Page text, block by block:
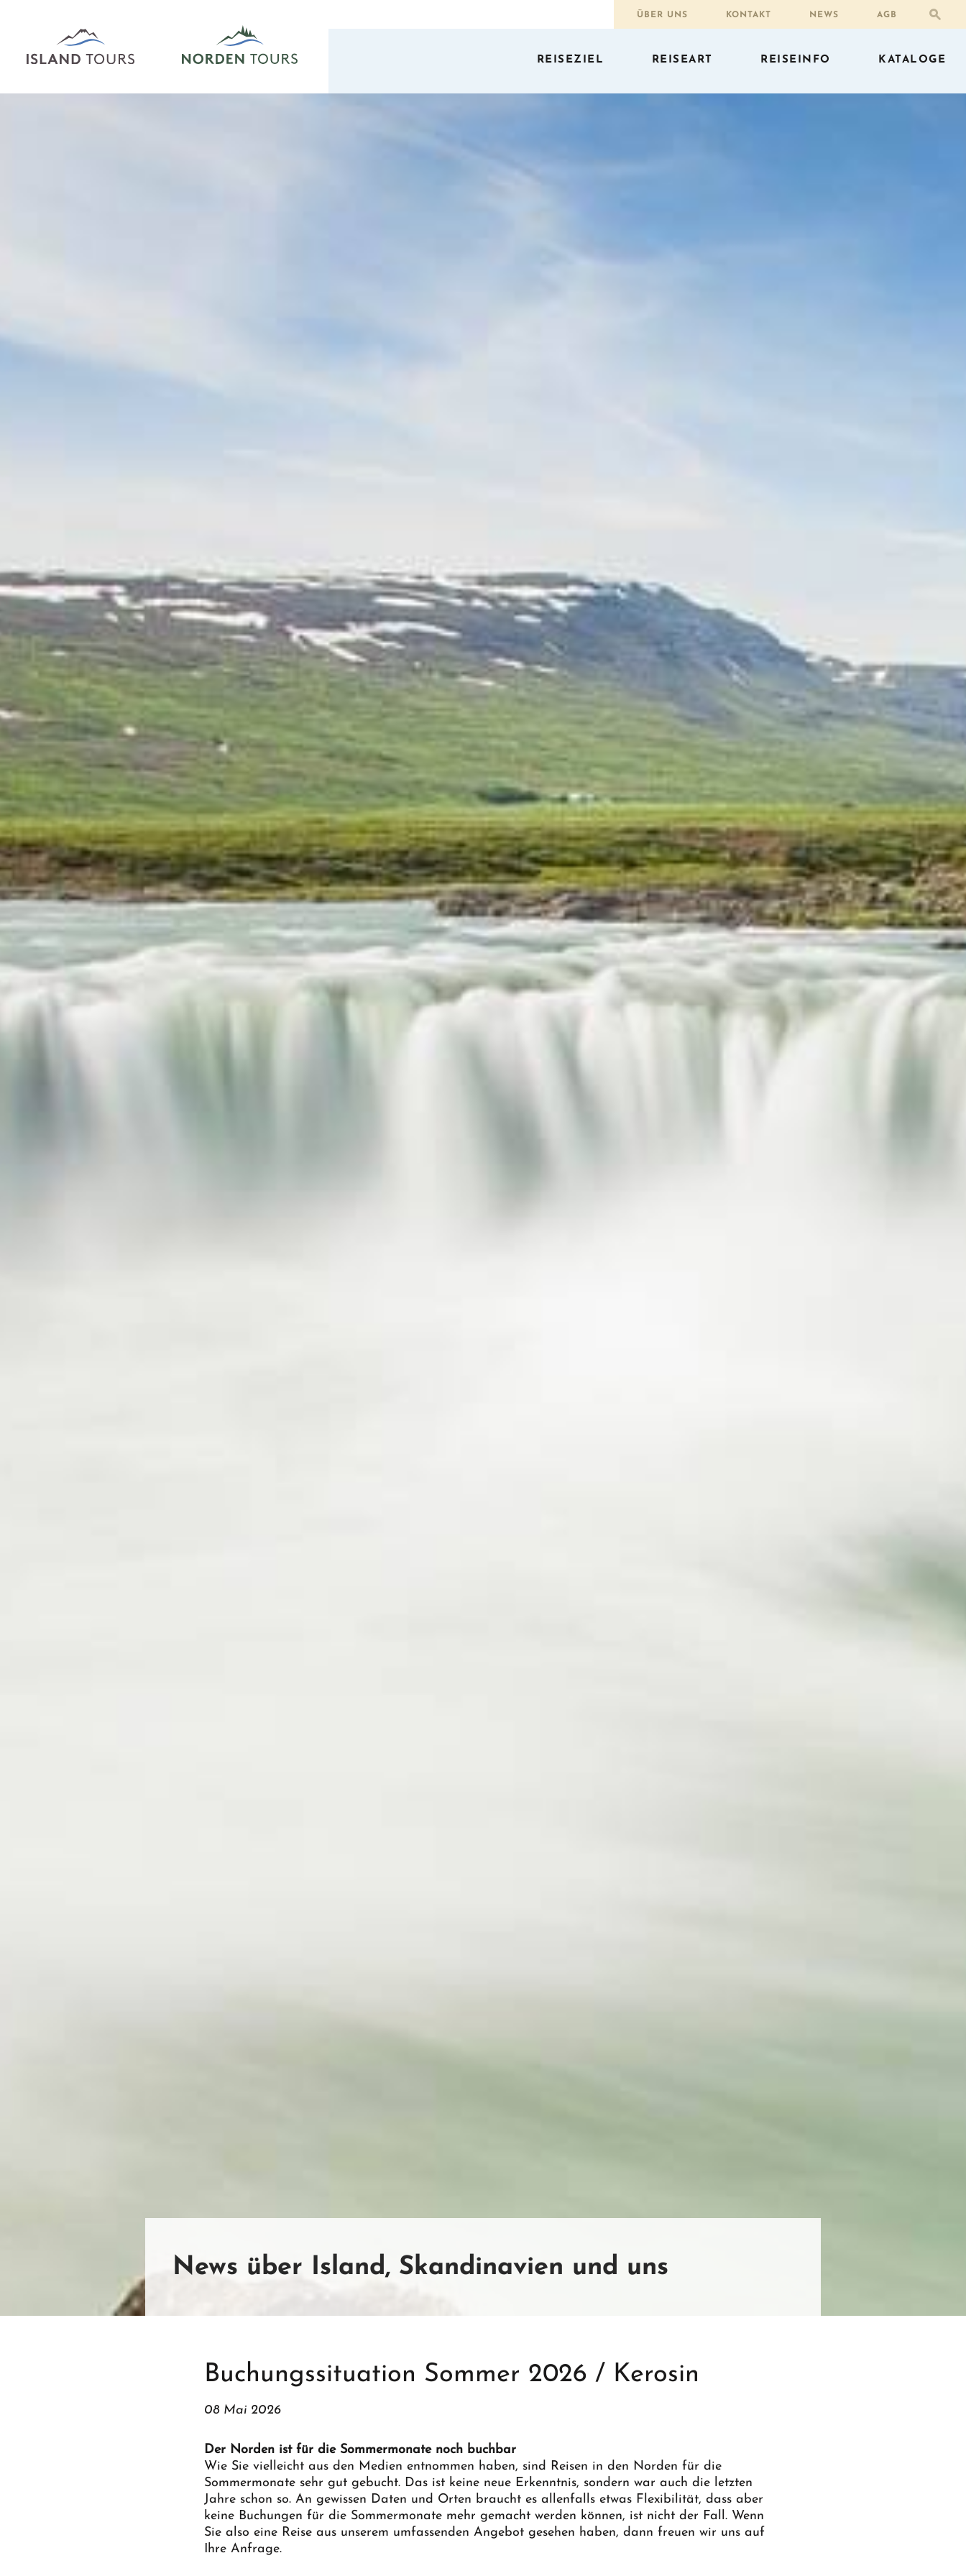
ÜBER UNS KONTAKT NEWS AGB
REISEZIEL REISEART REISEINFO KATALOGE
News über Island, Skandinavien und uns
Buchungssituation Sommer 2026 / Kerosin
08 Mai 2026
Der Norden ist für die Sommermonate noch buchbar
Wie Sie vielleicht aus den Medien entnommen haben, sind Reisen in den Norden für die
Sommermonate sehr gut gebucht. Das ist keine neue Erkenntnis, sondern war auch die letzten
Jahre schon so. An gewissen Daten und Orten braucht es allenfalls etwas Flexibilität, dass aber
keine Buchungen für die Sommermonate mehr gemacht werden können, ist nicht der Fall. Wenn
Sie also eine Reise aus unserem umfassenden Angebot gesehen haben, dann freuen wir uns auf
Ihre Anfrage.